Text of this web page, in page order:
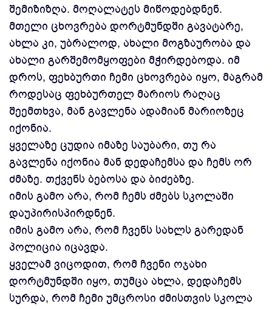
შემიზიზღა. მოღალატეს მიწოდებდნენ.
მთელი ცხოვრება დორტმუნდში გავატარე,
ახლა კი, უბრალოდ, ახალი მოგზაურობა და
ახალი გარშემომყოფები მჭირდებოდა. იმ
დროს, ფეხბურთი ჩემი ცხოვრება იყო, მაგრამ
როდესაც ფეხბურთელ მარიოს რაღაც
შეემთხვა, მან გავლენა ადამიან მარიოზეც
იქონია.
ყველაზე ცუდია იმაზე საუბარი, თუ რა
გავლენა იქონია მან დედაჩემსა და ჩემს ორ
ძმაზე. თქვენს ბებოსა და ბიძებზე.
იმის გამო არა, რომ ჩემს ძმებს სკოლაში
დაუპირისპირდნენ.
იმის გამო არა, რომ ჩვენს სახლს გარედან
პოლიცია იცავდა.
ყველამ ვიცოდით, რომ ჩვენი ოჯახი
დორტმუნდში იყო, თუმცა ახლა, დედაჩემს
სურდა, რომ ჩემი უმცროსი ძმისთვის სკოლა